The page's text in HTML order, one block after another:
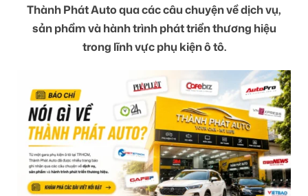
Thành Phát Auto qua các câu chuyện về dịch vụ,
sản phẩm và hành trình phát triển thương hiệu
trong lĩnh vực phụ kiện ô tô.